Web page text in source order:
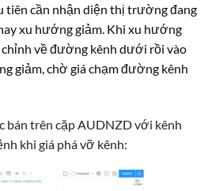
tiên cần nhận diện thị trường đang
xu hướng giảm. Khi xu hướng
về đường kênh dưới rồi vào
giảm, chờ giá chạm đường kênh
bán trên cặp AUDNZD với kênh
khi giá phá vỡ kênh: